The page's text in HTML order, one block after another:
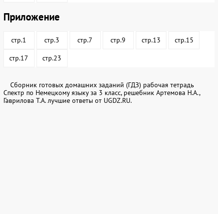
Приложение
стр.1 стр.3 стр.7 стр.9 стр.13 стр.15
стр.17 стр.23
Сборник готовых домашних заданий (ГДЗ) рабочая тетрадь
Спектр по Немецкому языку за 3 класс, решебник Артемова Н.А.,
Гаврилова Т.А. лучшие ответы от UGDZ.RU.